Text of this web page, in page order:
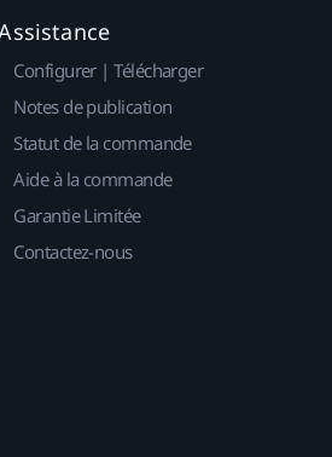
Configurer | Télécharger
Notes de publication
Statut de la commande
Aide à la commande
Garantie Limitée
Contactez-nous